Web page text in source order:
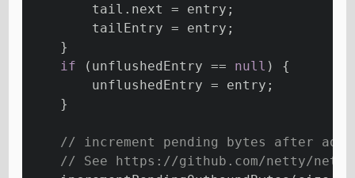
        tail.next = entry;
        tailEntry = entry;
    }
if (unflushedEntry == null ) {
        unflushedEntry = entry;
    }
// increment pending bytes after
// See https://github.com/netty/